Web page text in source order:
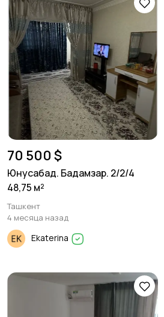
70 500 $
Юнусабад. Бадамзар. 2/2/4
48,75 м²
Ташкент
4 месяца назад
Ekaterina